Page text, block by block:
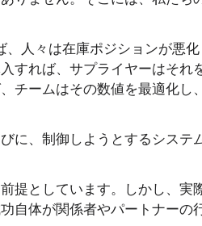
人々は在庫ポジションが悪化
すれば、サプライヤーはそれ
チームはその数値を最適化し
に、制御しようとするシステ
提としています。しかし、実
自体が関係者やパートナーの